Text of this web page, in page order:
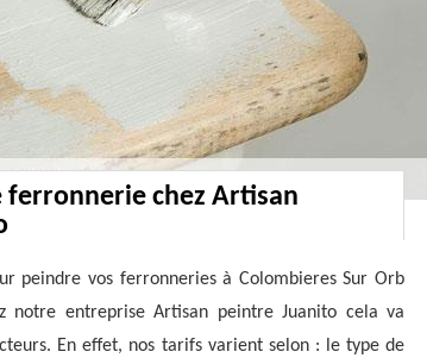
ferronnerie chez Artisan
peindre vos ferronneries à Colombieres Sur Orb
notre entreprise Artisan peintre Juanito cela va
En effet, nos tarifs varient selon : le type de